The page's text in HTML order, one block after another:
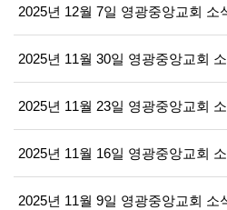
2025년 12월 7일 영광중앙교회 소
2025년 11월 30일 영광중앙교회
2025년 11월 23일 영광중앙교회
2025년 11월 16일 영광중앙교회
2025년 11월 9일 영광중앙교회 소